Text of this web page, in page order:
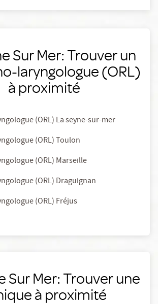
Sur Mer: Trouver un
laryngologue (ORL)
à proximité
(ORL) La seyne-sur-mer
(ORL) Toulon
(ORL) Marseille
(ORL) Draguignan
(ORL) Fréjus
Sur Mer: Trouver une
à proximité